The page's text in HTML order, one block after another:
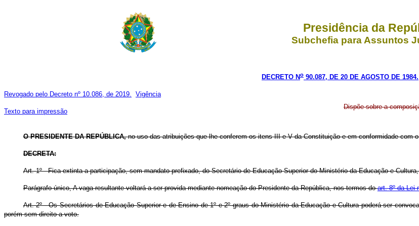
Presidência da
Subchefia para Assuntos
DECRETO No 90.087, DE 20 DE AGOSTO DE 1984.
Revogado pelo Decreto nº 10.086, de 2019. Vigência
Texto para impressão
Dispõe sobre a
O PRESIDENTE DA REPÚBLICA,no uso das atribuições que lhe conferem os itens III e V da Constituição e em conformidade com
DECRETA:
Art. 1º - Fica extinta a participação, sem mandato prefixado, do Secretário de Educação Superior do Ministério da Educação e
Parágrafo único, A vaga resultante voltará a ser provida mediante nomeação do Presidente da República, nos termos doart. 8º da Lei
Art. 2º - Os Secretários de Educação Superior e de Ensino de 1º e 2º graus do Ministério da Educação e Cultura poderá ser
porém sem direito a voto.